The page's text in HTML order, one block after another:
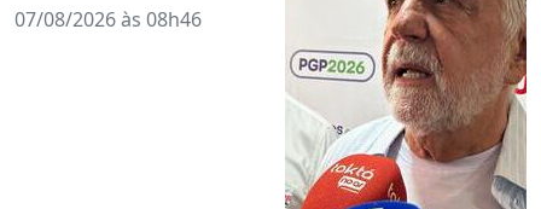
07/08/2026 às 08h46